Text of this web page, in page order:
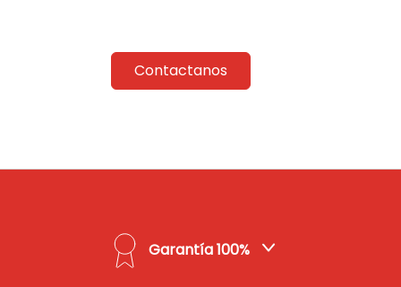
Contactanos
Garantía 100%